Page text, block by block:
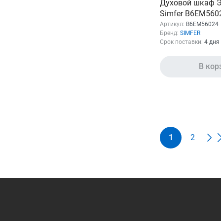
Духовой шкаф
Simfer
нержавеющая
Артикул: B6EM56024
Бренд: SIMFER
Срок поставки: 4 дня
В
1 2